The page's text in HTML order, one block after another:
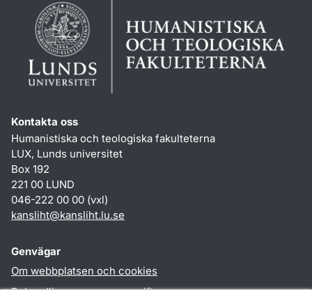
Kontakta oss
Humanistiska och teologiska fakulteterna
LUX, Lunds universitet
Box 192
221 00 LUND
046-222 00 00 (vxl)
kansliht@kansliht.lu.se
Genvägar
Om webbplatsen och cookies
Behandling av personuppgifter